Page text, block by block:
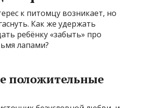
к питомцу возникает, но
Как же удержать
ребёнку «забыть» про
лапами?
положительные